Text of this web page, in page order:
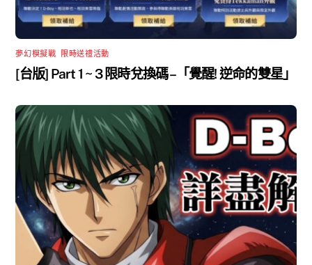
夢幻模擬戰 限時送禮活動
[台版] Part 1 ~ 3 限時兌換碼 –「覺醒! 逆命的雙星」